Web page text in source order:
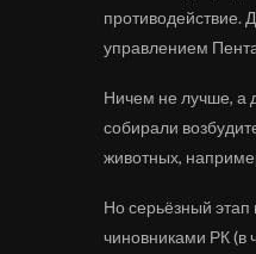
противодействие.
управлением
Ничем не лучше, а
собирали
животных,
Но серьёзный этап
чиновниками РК (в